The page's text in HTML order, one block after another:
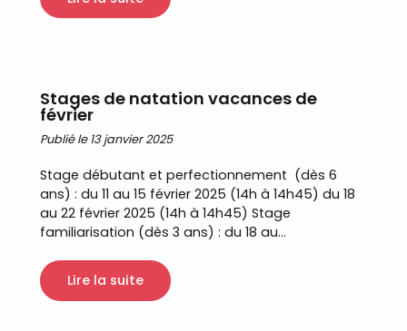
Stages de natation vacances de
février
Publié le 13 janvier 2025
Stage débutant et perfectionnement (dès 6
ans) : du 11 au 15 février 2025 (14h à 14h45) du 18
au 22 février 2025 (14h à 14h45) Stage
familiarisation (dès 3 ans) : du 18 au...
Lire la suite